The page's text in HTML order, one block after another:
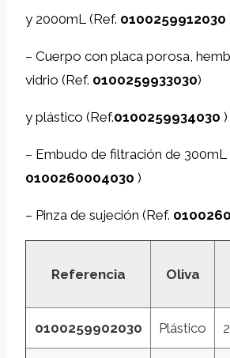
y 2000mL (Ref. 0100259912030
– Cuerpo con placa porosa,
vidrio (Ref. 0100259933030)
y plástico (Ref.0100259934030 )
– Embudo de filtración de 300mL
0100260004030 )
– Pinza de sujeción (Ref.
Referencia Oliva
0100259902030 Plástico